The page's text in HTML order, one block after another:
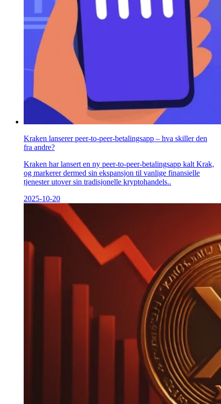
Kraken lanserer peer-to-peer-betalingsapp – hva skiller den
fra andre?
Kraken har lansert en ny peer-to-peer-betalingsapp kalt Krak,
og markerer dermed sin ekspansjon til vanlige finansielle
tjenester utover sin tradisjonelle kryptohandels..
2025-10-20